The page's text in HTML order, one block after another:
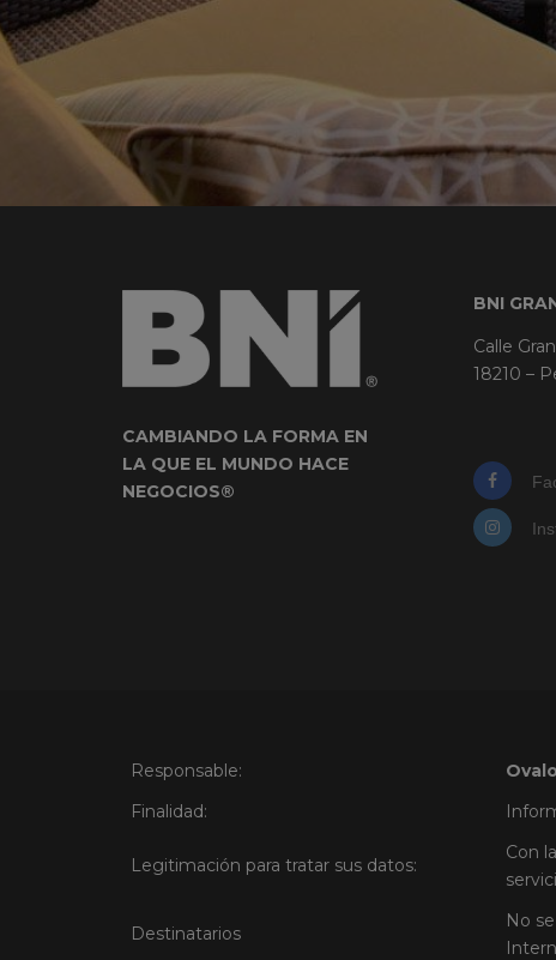
CAMBIANDO LA FORMA EN
LA QUE EL MUNDO HACE
NEGOCIOS®
BNI
Calle
18210 –
Responsable:
Finalidad:
Legitimación para tratar sus datos:
Con
Destinatarios
No